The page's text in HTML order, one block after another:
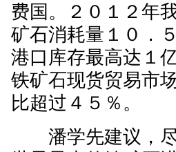
费国。２０１２年
矿石消耗量１０．
港口库存最高达１
铁矿石现货贸易市
比超过４５％。
潘学先建议，尽